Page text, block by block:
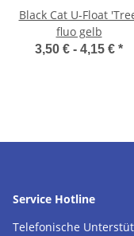
Black Cat U-Float
fluo gelb
3,50 € - 4,15 € *
Service Hotline
Telefonische